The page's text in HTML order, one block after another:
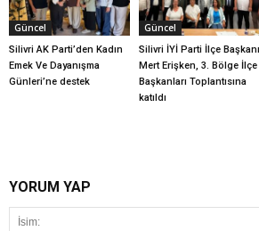
Güncel
Silivri AK Parti’den Kadın
Emek Ve Dayanışma
Günleri’ne destek
Güncel
Silivri İYİ Parti İlçe Başkanı
Mert Erişken, 3. Bölge İlçe
Başkanları Toplantısına
katıldı
YORUM YAP